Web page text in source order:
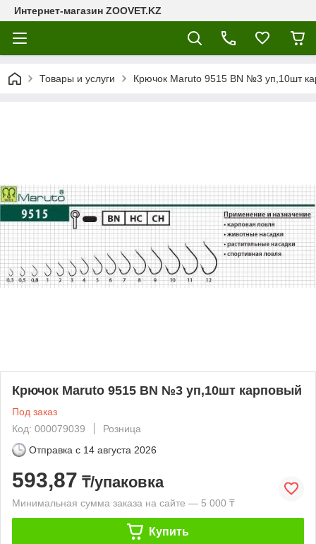
Интернет-магазин ZOOVET.KZ
Товары и услуги Крючок Maruto 9515 BN №3 уп,10шт
Крючок Maruto 9515 BN №3 уп,10шт карповый
Под заказ
Код: 000079039
Розница
Отправка с 14 августа 2026
593,87 ₸/упаковка
Минимальная сумма заказа на сайте — 5 000 ₸
Купить